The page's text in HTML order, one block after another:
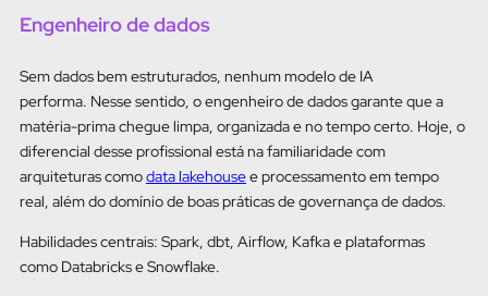
Engenheiro de dados
Sem dados bem estruturados, nenhum modelo de IA
performa. Nesse sentido, o engenheiro de dados garante que a
matéria-prima chegue limpa, organizada e no tempo certo. Hoje, o
diferencial desse profissional está na familiaridade com
arquiteturas comodata lakehousee processamento em tempo
real, além do domínio de boas práticas de governança de dados.
Habilidades centrais: Spark, dbt, Airflow, Kafka e plataformas
como Databricks e Snowflake.